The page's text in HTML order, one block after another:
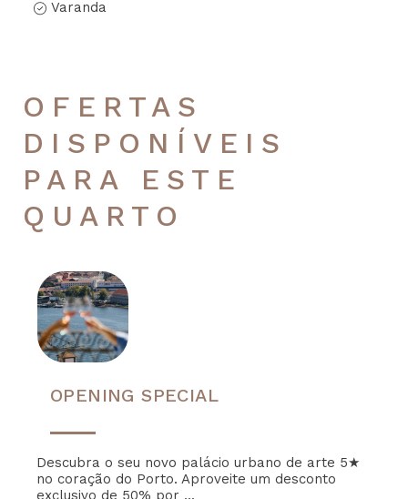
Varanda
OFERTAS
DISPONÍVEIS
PARA ESTE
QUARTO
OPENING SPECIAL
Descubra o seu novo palácio urbano de arte 5★
no coração do Porto. Aproveite um desconto